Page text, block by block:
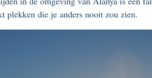
plekken die je anders nooit zou zien.